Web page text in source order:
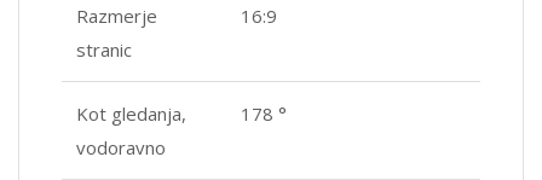
Razmerje
stranic
16:9
Kot gledanja,
vodoravno
178 °